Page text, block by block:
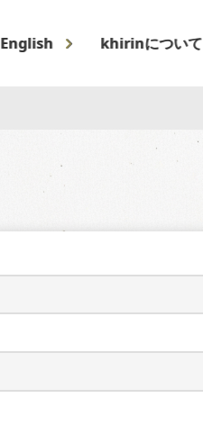
English khirinについて